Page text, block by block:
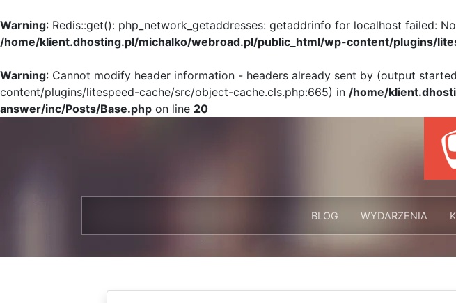
Warning: Redis::get(): php_network_getaddresses: getaddrinfo for localhost failed:
/home/klient.dhosting.pl/michalko/webroad.pl/public_html/wp-content/plugins/
Warning: Cannot modify header information - headers already sent by (output
content/plugins/litespeed-cache/src/object-cache.cls.php:665) in /home/
answer/inc/Posts/Base.php on line 20
BLOG WYDARZENIA